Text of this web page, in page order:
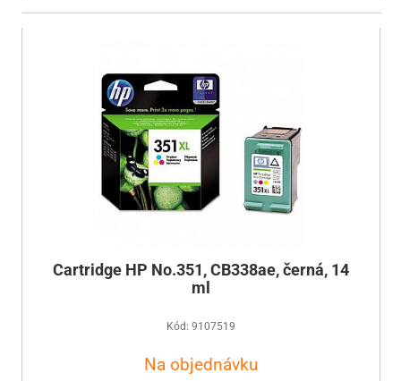
Cartridge HP No.351, CB338ae, černá, 14
ml
Kód: 9107519
Na objednávku